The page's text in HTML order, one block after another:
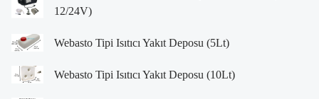
12/24V)
Webasto Tipi Isıtıcı Yakıt Deposu (5Lt)
Webasto Tipi Isıtıcı Yakıt Deposu (10Lt)